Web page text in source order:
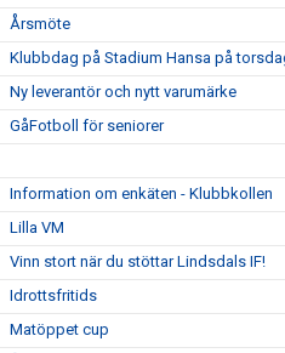
Årsmöte
Klubbdag på Stadium Hansa på
Ny leverantör och nytt varumärke
GåFotboll för seniorer
Information om enkäten - Klubbkollen
Lilla VM
Vinn stort när du stöttar Lindsdals IF!
Idrottsfritids
Matöppet cup